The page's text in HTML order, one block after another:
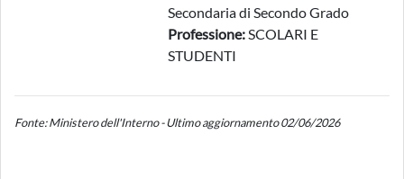
Secondaria di Secondo Grado
Professione:SCOLARI E
STUDENTI
Fonte: Ministero dell'Interno - Ultimo aggiornamento 02/06/2026